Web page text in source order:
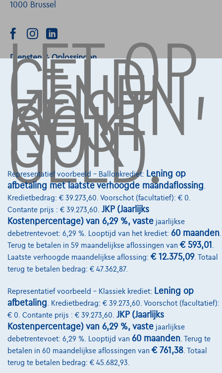
LET OP,
GELD
LENEN
KOST
OOK
GELD.
Representatief voorbeeld – Ballonkrediet: Lening op
afbetaling met laatste verhoogde maandaflossing
Kredietbedrag: € 39.273,60. Voorschot (facultatief): € 0.
Contante prijs : € 39.273,60. JKP (Jaarlijks
Kostenpercentage) van 6,29 %, vaste jaarlijkse
debetrentevoet: 6,29 %. Looptijd van het krediet: 60 maanden
Terug te betalen in 59 maandelijkse aflossingen van € 593,01
Laatste verhoogde maandelijkse aflossing: € 12.375,09. Totaal
terug te betalen bedrag: € 47.362,87.
Representatief voorbeeld – Klassiek krediet: Lening op
afbetaling . Kredietbedrag: € 39.273,60. Voorschot (facultatief):
€ 0. Contante prijs : € 39.273,60. JKP (Jaarlijks
Kostenpercentage) van 6,29 %, vaste jaarlijkse
debetrentevoet: 6,29 %. Looptijd van 60 maanden . Terug te
betalen in 60 maandelijkse aflossingen van € 761,38 . Totaal
terug te betalen bedrag: € 45.682,93.
1000 Brussel
Diensten & Oplossingen
Pechverhelping verzekering
Financiering
Autoverzekering
Lease en persoonlijke lease
Over Ons
Word klant
Wie zijn we
Kwaliteitscharter
Onze dealers
Onze partners
Contact
@2024 TCS Mobility SA/NV Copyright
Algemene Voorwaarden